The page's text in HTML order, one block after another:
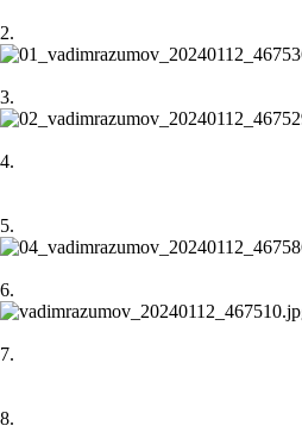
2.
3.
4.
5.
6.
7.
8.